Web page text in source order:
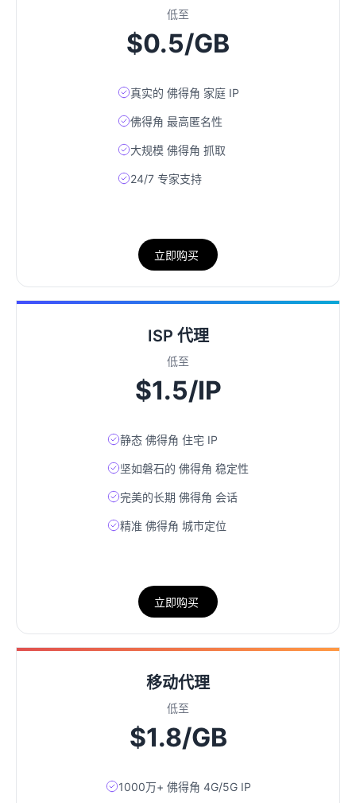
低至
$0.5/GB
真实的 佛得角 家庭 IP
佛得角 最高匿名性
大规模 佛得角 抓取
24/7 专家支持
立即购买
ISP 代理
低至
$1.5/IP
静态 佛得角 住宅 IP
坚如磐石的 佛得角 稳定性
完美的长期 佛得角 会话
精准 佛得角 城市定位
立即购买
移动代理
低至
$1.8/GB
1000万+ 佛得角 4G/5G IP